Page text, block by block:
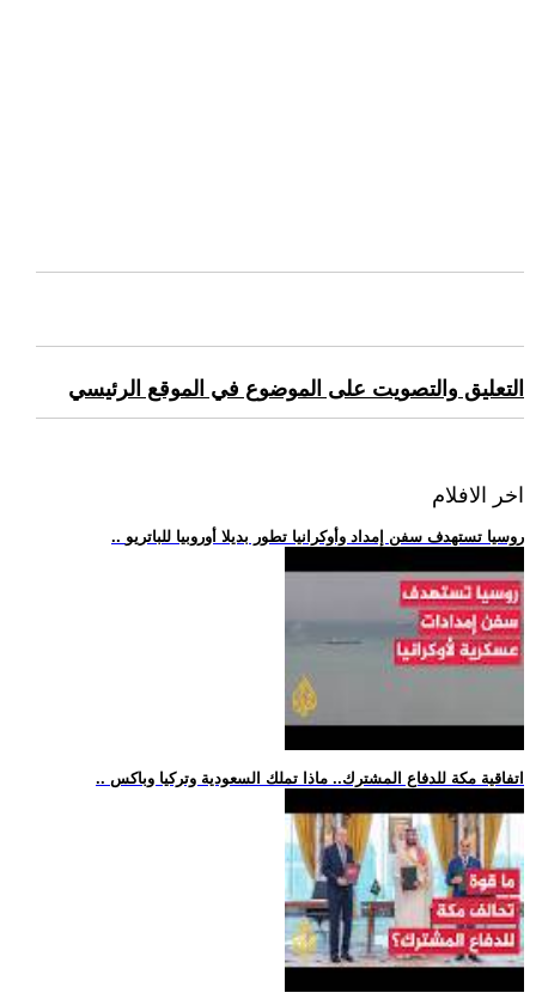
التعليق والتصويت على الموضوع في الموقع الرئيسي
اخر الافلام
.. روسيا تستهدف سفن إمداد وأوكرانيا تطور بديلا أوروبيا للباتريو
.. اتفاقية مكة للدفاع المشترك.. ماذا تملك السعودية وتركيا وباكس